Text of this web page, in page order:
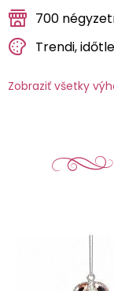
700
Trendi,
Zobraziť všetky